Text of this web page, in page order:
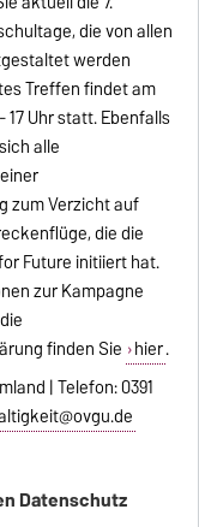
die von allen
werden
Treffen findet am
17 Uhr statt. Ebenfalls
alle
zum Verzicht auf
die die
Future initiiert hat.
zur Kampagne
finden Sie hier.
| Telefon: 0391
Datenschutz